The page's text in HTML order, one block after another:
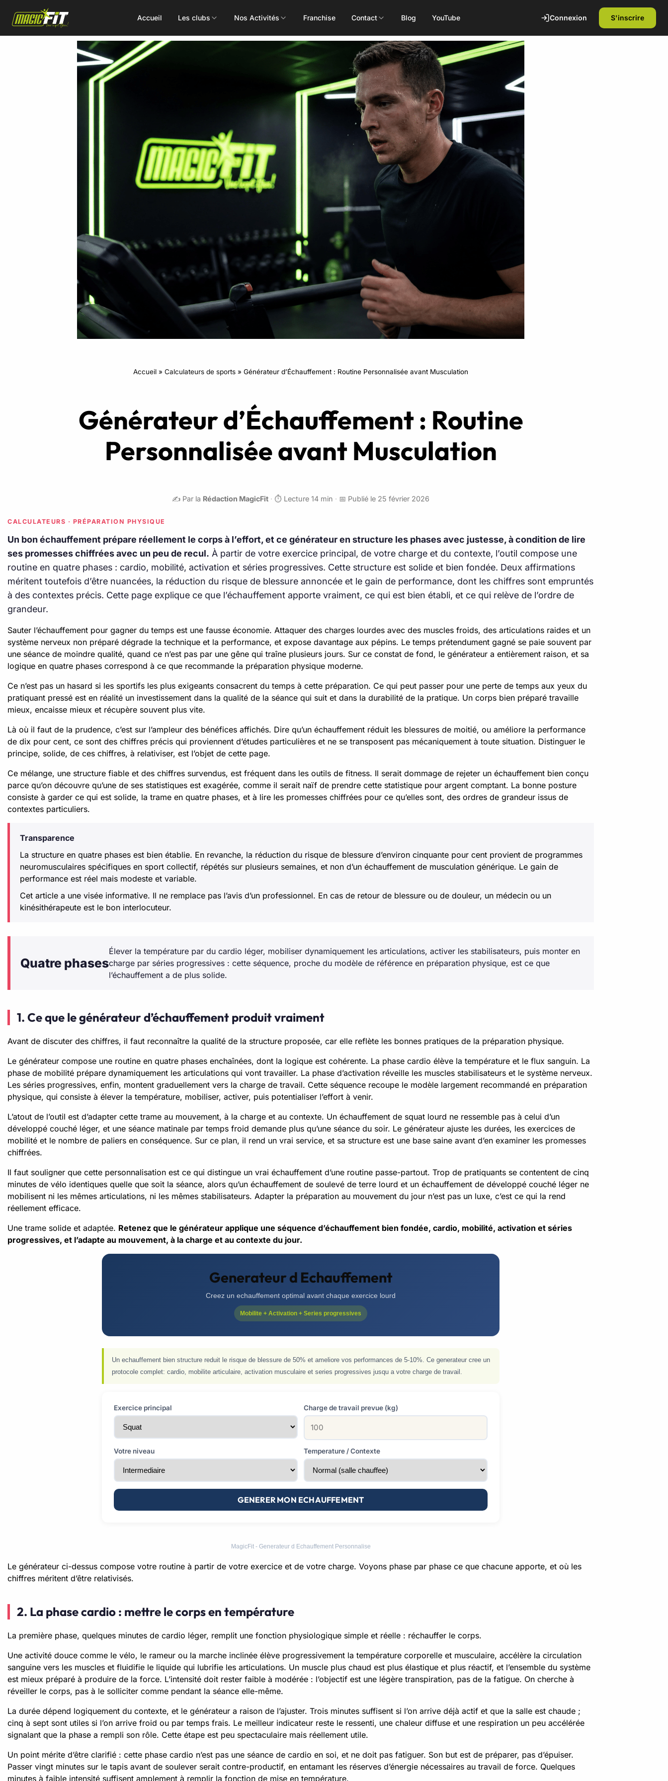
Accueil Les clubs Nos Activités
DÉCOUVREZ NOS 75 ACTIVITÉS Toutes les activités
Renforcement
Coaching
Perso
Functional
Body Pump
Body Attack
Body Combat
Aléop Force
Aléop Fight
Booty Shape
Power Flow
Pôle Santé
Massages
Nutritionniste
Ostéopathe
Fitness Kids
Boxe Kids
1ère séance offerte
Découvrez nos installations et rencontrez
nos coachs diplômés d'état. Sans
Franchise Contact Blog YouTube Connexion S'inscrire
Accueil » Calculateurs de sports » Générateur d’Échauffement : Routine Personnalisée avant Musculation
Générateur d’Échauffement : Routine
Personnalisée avant Musculation
✍️ Par la Rédaction MagicFit · ⏱️ Lecture 14 min · 📅 Publié le 25 février 2026
CALCULATEURS · PRÉPARATION PHYSIQUE
Un bon échauffement prépare réellement le corps à l’effort, et ce générateur en structure les phases avec justesse, à condition de lire
ses promesses chiffrées avec un peu de recul. À partir de votre exercice principal, de votre charge et du contexte, l’outil compose une
routine en quatre phases : cardio, mobilité, activation et séries progressives. Cette structure est solide et bien fondée. Deux affirmations
méritent toutefois d’être nuancées, la réduction du risque de blessure annoncée et le gain de performance, dont les chiffres sont empruntés
à des contextes précis. Cette page explique ce que l’échauffement apporte vraiment, ce qui est bien établi, et ce qui relève de l’ordre de
grandeur.
Sauter l’échauffement pour gagner du temps est une fausse économie. Attaquer des charges lourdes avec des muscles froids, des articulations raides et un
système nerveux non préparé dégrade la technique et la performance, et expose davantage aux pépins. Le temps prétendument gagné se paie souvent par
une séance de moindre qualité, quand ce n’est pas par une gêne qui traîne plusieurs jours. Sur ce constat de fond, le générateur a entièrement raison, et sa
logique en quatre phases correspond à ce que recommande la préparation physique moderne.
Ce n’est pas un hasard si les sportifs les plus exigeants consacrent du temps à cette préparation. Ce qui peut passer pour une perte de temps aux yeux du
pratiquant pressé est en réalité un investissement dans la qualité de la séance qui suit et dans la durabilité de la pratique. Un corps bien préparé travaille
mieux, encaisse mieux et récupère souvent plus vite.
Là où il faut de la prudence, c’est sur l’ampleur des bénéfices affichés. Dire qu’un échauffement réduit les blessures de moitié, ou améliore la performance
de dix pour cent, ce sont des chiffres précis qui proviennent d’études particulières et ne se transposent pas mécaniquement à toute situation. Distinguer le
principe, solide, de ces chiffres, à relativiser, est l’objet de cette page.
Ce mélange, une structure fiable et des chiffres survendus, est fréquent dans les outils de fitness. Il serait dommage de rejeter un échauffement bien conçu
parce qu’on découvre qu’une de ses statistiques est exagérée, comme il serait naïf de prendre cette statistique pour argent comptant. La bonne posture
consiste à garder ce qui est solide, la trame en quatre phases, et à lire les promesses chiffrées pour ce qu’elles sont, des ordres de grandeur issus de
contextes particuliers.
Transparence
La structure en quatre phases est bien établie. En revanche, la réduction du risque de blessure d’environ cinquante pour cent provient de programmes
neuromusculaires spécifiques en sport collectif, répétés sur plusieurs semaines, et non d’un échauffement de musculation générique. Le gain de
performance est réel mais modeste et variable.
Cet article a une visée informative. Il ne remplace pas l’avis d’un professionnel. En cas de retour de blessure ou de douleur, un médecin ou un
kinésithérapeute est le bon interlocuteur.
Quatre phases
Élever la température par du cardio léger, mobiliser dynamiquement les articulations, activer les stabilisateurs, puis monter en
charge par séries progressives : cette séquence, proche du modèle de référence en préparation physique, est ce que
l’échauffement a de plus solide.
1. Ce que le générateur d’échauffement produit vraiment
Avant de discuter des chiffres, il faut reconnaître la qualité de la structure proposée, car elle reflète les bonnes pratiques de la préparation physique.
Le générateur compose une routine en quatre phases enchaînées, dont la logique est cohérente. La phase cardio élève la température et le flux sanguin. La
phase de mobilité prépare dynamiquement les articulations qui vont travailler. La phase d’activation réveille les muscles stabilisateurs et le système nerveux.
Les séries progressives, enfin, montent graduellement vers la charge de travail. Cette séquence recoupe le modèle largement recommandé en préparation
physique, qui consiste à élever la température, mobiliser, activer, puis potentialiser l’effort à venir.
L’atout de l’outil est d’adapter cette trame au mouvement, à la charge et au contexte. Un échauffement de squat lourd ne ressemble pas à celui d’un
développé couché léger, et une séance matinale par temps froid demande plus qu’une séance du soir. Le générateur ajuste les durées, les exercices de
mobilité et le nombre de paliers en conséquence. Sur ce plan, il rend un vrai service, et sa structure est une base saine avant d’en examiner les promesses
chiffrées.
Il faut souligner que cette personnalisation est ce qui distingue un vrai échauffement d’une routine passe-partout. Trop de pratiquants se contentent de cinq
minutes de vélo identiques quelle que soit la séance, alors qu’un échauffement de soulevé de terre lourd et un échauffement de développé couché léger ne
mobilisent ni les mêmes articulations, ni les mêmes stabilisateurs. Adapter la préparation au mouvement du jour n’est pas un luxe, c’est ce qui la rend
réellement efficace.
Une trame solide et adaptée. Retenez que le générateur applique une séquence d’échauffement bien fondée, cardio, mobilité, activation et séries
progressives, et l’adapte au mouvement, à la charge et au contexte du jour.
Generateur d Echauffement
Creez un echauffement optimal avant chaque exercice lourd
Mobilite + Activation + Series progressives
Un echauffement bien structure reduit le risque de blessure de 50% et ameliore vos performances de 5-10%. Ce generateur cree un
protocole complet: cardio, mobilite articulaire, activation musculaire et series progressives jusqu a votre charge de travail.
Exercice principal Charge de travail prevue (kg)
Votre niveau Temperature / Contexte
GENERER MON ECHAUFFEMENT
MagicFit - Generateur d Echauffement Personnalise
Le générateur ci-dessus compose votre routine à partir de votre exercice et de votre charge. Voyons phase par phase ce que chacune apporte, et où les
chiffres méritent d’être relativisés.
2. La phase cardio : mettre le corps en température
La première phase, quelques minutes de cardio léger, remplit une fonction physiologique simple et réelle : réchauffer le corps.
Une activité douce comme le vélo, le rameur ou la marche inclinée élève progressivement la température corporelle et musculaire, accélère la circulation
sanguine vers les muscles et fluidifie le liquide qui lubrifie les articulations. Un muscle plus chaud est plus élastique et plus réactif, et l’ensemble du système
est mieux préparé à produire de la force. L’intensité doit rester faible à modérée : l’objectif est une légère transpiration, pas de la fatigue. On cherche à
réveiller le corps, pas à le solliciter comme pendant la séance elle-même.
La durée dépend logiquement du contexte, et le générateur a raison de l’ajuster. Trois minutes suffisent si l’on arrive déjà actif et que la salle est chaude ;
cinq à sept sont utiles si l’on arrive froid ou par temps frais. Le meilleur indicateur reste le ressenti, une chaleur diffuse et une respiration un peu accélérée
signalant que la phase a rempli son rôle. Cette étape est peu spectaculaire mais réellement utile.
Un point mérite d’être clarifié : cette phase cardio n’est pas une séance de cardio en soi, et ne doit pas fatiguer. Son but est de préparer, pas d’épuiser.
Passer vingt minutes sur le tapis avant de soulever serait contre-productif, en entamant les réserves d’énergie nécessaires au travail de force. Quelques
minutes à faible intensité suffisent amplement à remplir la fonction de mise en température.